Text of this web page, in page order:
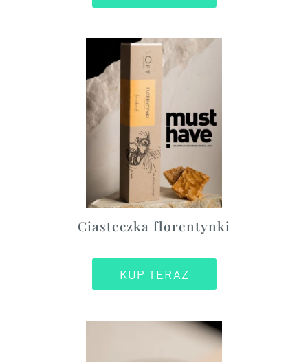
Ciasteczka florentynki
KUP TERAZ